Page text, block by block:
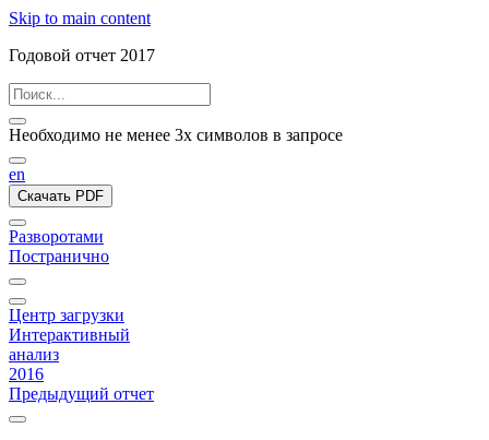
Skip to main content
Годовой отчет 2017
Необходимо не менее 3х символов в запросе
en
Скачать PDF
Разворотами
Постранично
Центр загрузки
Интерактивный
анализ
2016
Предыдущий отчет